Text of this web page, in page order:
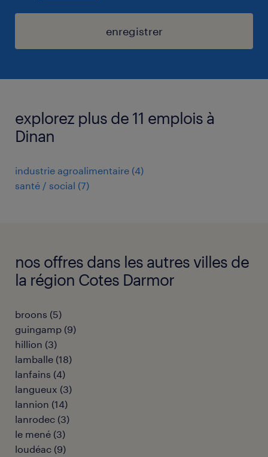
enregistrer
explorez plus de 11 emplois à
Dinan
industrie agroalimentaire (4)
santé / social (7)
nos offres dans les autres villes de
la région Cotes Darmor
broons (5)
guingamp (9)
hillion (3)
lamballe (18)
lanfains (4)
langueux (3)
lannion (14)
lanrodec (3)
le mené (3)
loudéac (9)